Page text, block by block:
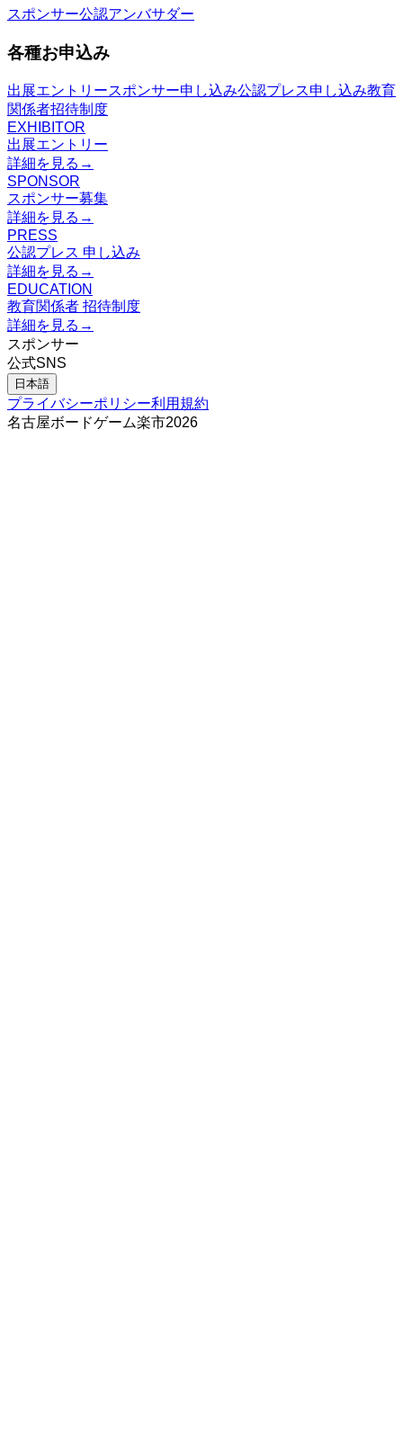
スポンサー公認アンバサダー
各種お申込み
出展エントリースポンサー申し込み公認プレス申し込み教育
関係者招待制度
EXHIBITOR
出展エントリー
詳細を見る →
SPONSOR
スポンサー募集
詳細を見る →
PRESS
公認プレス 申し込み
詳細を見る →
EDUCATION
教育関係者 招待制度
詳細を見る →
スポンサー
公式SNS
日本語
プライバシーポリシー利用規約
名古屋ボードゲーム楽市2026